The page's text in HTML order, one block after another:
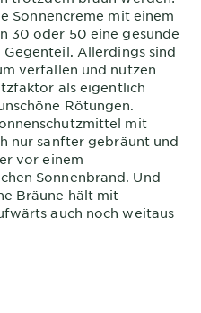
Sonnencreme mit einem
30 oder 50 eine gesunde
Allerdings sind
verfallen und nutzen
als eigentlich
Rötungen.
mit
nur sanfter gebräunt und
vor einem
Sonnenbrand. Und
Bräune hält mit
auch noch weitaus